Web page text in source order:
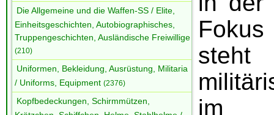
Die Allgemeine und die Waffen-SS / Elite,
Einheitsgeschichten, Autobiographisches,
Truppengeschichten, Ausländische Freiwillige
(210)
Uniformen, Bekleidung, Ausrüstung, Militaria
/ Uniforms, Equipment (2376)
Kopfbedeckungen, Schirmmützen,
im